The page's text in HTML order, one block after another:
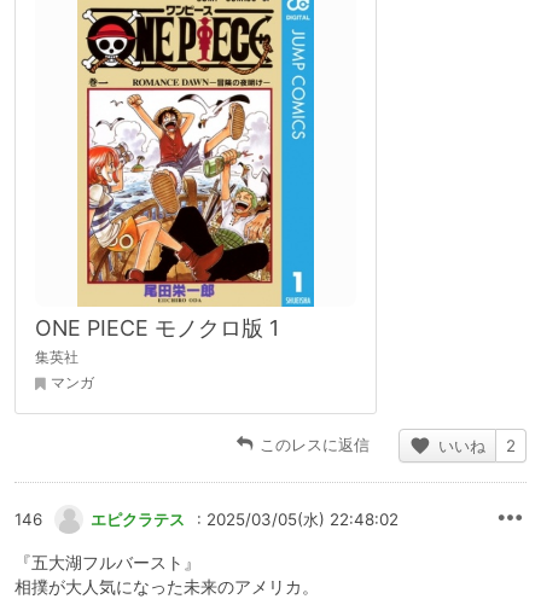
ONE PIECE モノクロ版 1
集英社
マンガ
このレスに返信 いいね 2
146 エピクラテス : 2025/03/05(水) 22:48:02
『五大湖フルバースト』
相撲が大人気になった未来のアメリカ。